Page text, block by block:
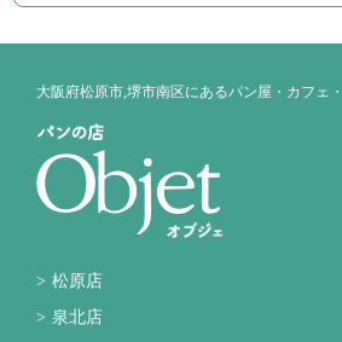
大阪府松原市,堺市南区にあるパン屋・カフェ
松原店
泉北店